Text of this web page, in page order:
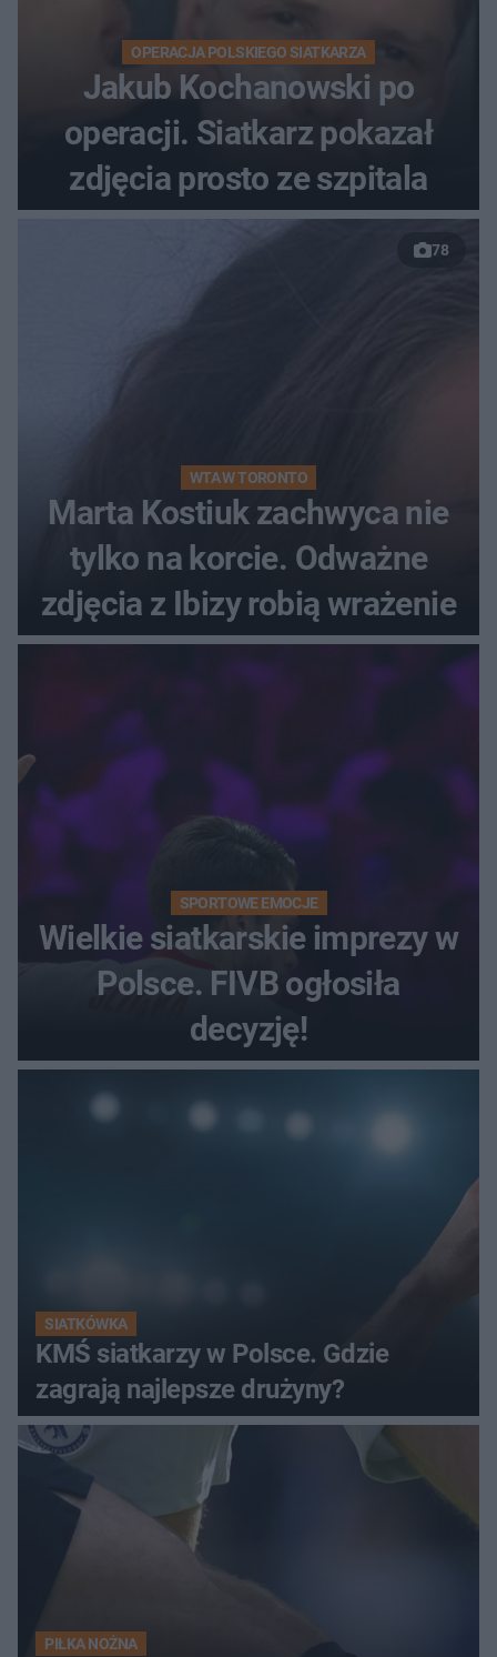
OPERACJA POLSKIEGO SIATKARZA
Jakub Kochanowski po
operacji. Siatkarz pokazał
zdjęcia prosto ze szpitala
78
WTA W TORONTO
Marta Kostiuk zachwyca nie
tylko na korcie. Odważne
zdjęcia z Ibizy robią wrażenie
SPORTOWE EMOCJE
Wielkie siatkarskie imprezy w
Polsce. FIVB ogłosiła
decyzję!
SIATKÓWKA
KMŚ siatkarzy w Polsce. Gdzie
zagrają najlepsze drużyny?
PIŁKA NOŻNA